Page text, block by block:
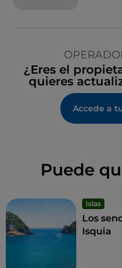
¿Eres el
quieres
Accede a
Puede
Islas
Los
Isquia